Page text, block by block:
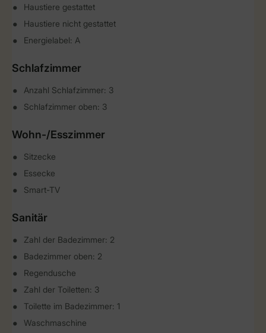
Haustiere gestattet
Haustiere nicht gestattet
Energielabel: A
Schlafzimmer
Anzahl Schlafzimmer: 3
Schlafzimmer oben: 3
Wohn-/Esszimmer
Sitzecke
Essecke
Smart-TV
Sanitär
Zahl der Badezimmer: 2
Badezimmer oben: 2
Regendusche
Zahl der Toiletten: 3
Toilette im Badezimmer: 1
Waschmaschine